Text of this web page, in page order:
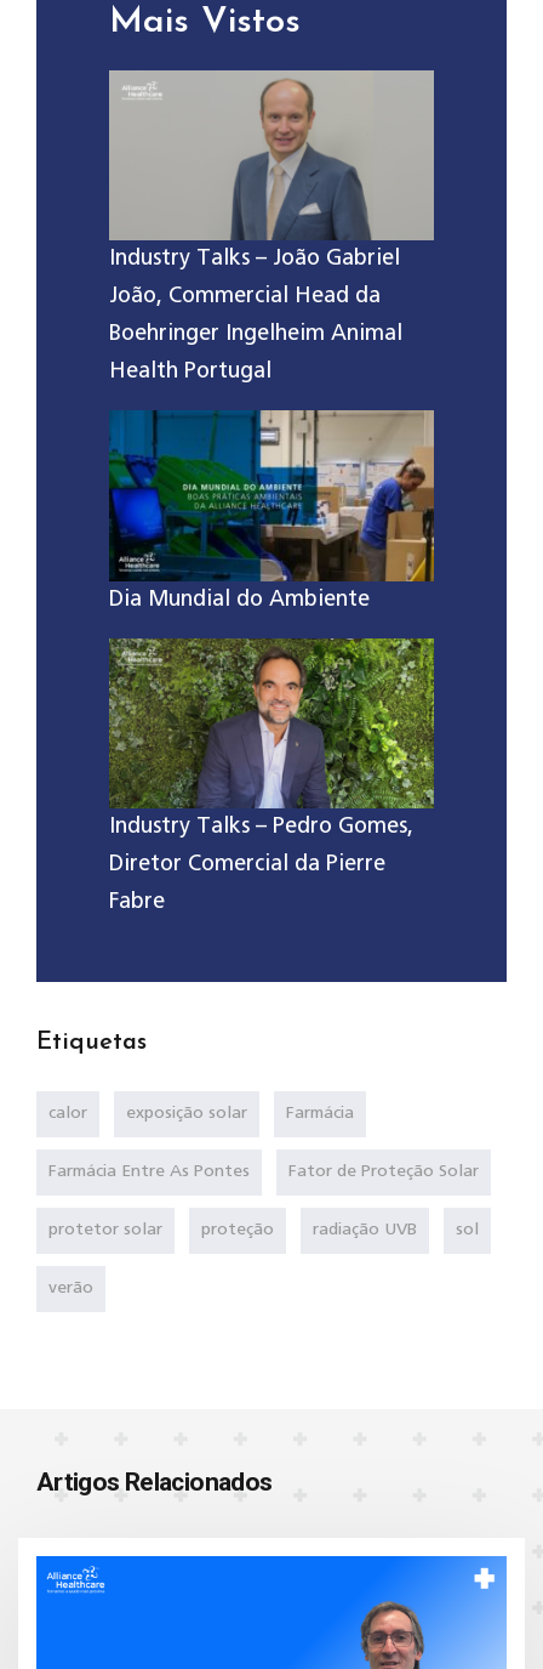
Mais Vistos
Industry Talks – João Gabriel
João, Commercial Head da
Boehringer Ingelheim Animal
Health Portugal
Dia Mundial do Ambiente
Industry Talks – Pedro Gomes,
Diretor Comercial da Pierre
Fabre
Etiquetas
calor exposição solar Farmácia
Farmácia Entre As Pontes Fator de Proteção Solar
protetor solar proteção radiação UVB sol
verão
Artigos Relacionados